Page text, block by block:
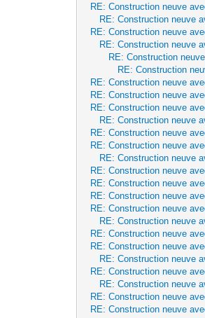
RE: Construction neuve
RE: Construction neuve
RE: Construction neuve
RE: Construction neuve
RE: Construction
RE: Construction
RE: Construction neuve
RE: Construction neuve
RE: Construction neuve
RE: Construction neuve
RE: Construction neuve
RE: Construction neuve
RE: Construction neuve
RE: Construction neuve
RE: Construction neuve
RE: Construction neuve
RE: Construction neuve
RE: Construction neuve
RE: Construction neuve
RE: Construction neuve
RE: Construction neuve
RE: Construction neuve
RE: Construction neuve
RE: Construction neuve
RE: Construction neuve